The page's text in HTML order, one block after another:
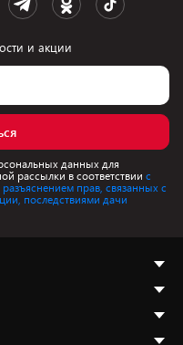
и акции
данных для
рассылки в соответствии с
разъяснением прав, связанных с
последствиями дачи